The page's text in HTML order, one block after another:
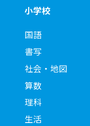
小学校
国語
書写
社会・地図
算数
理科
生活